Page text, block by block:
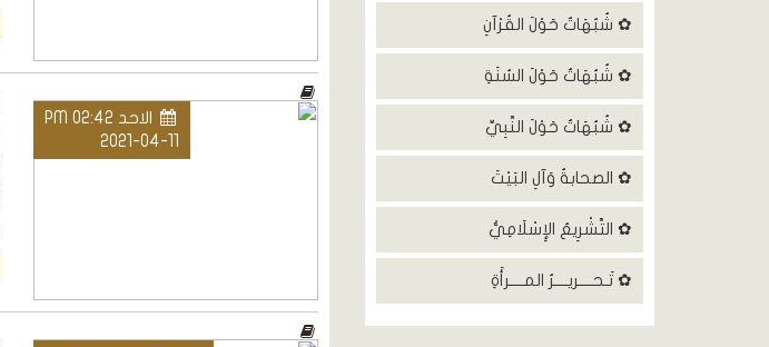
✿ شُبُهَاتٌ حَوْلَ القُرْآنِ
✿ شُبُهَاتٌ حَوْلَ السُنَةِ
✿ شُبُهَاتٌ حَوْلَ النَّبِيِّ
✿ الصحابةُ وَآلِ البَيْتَ
✿ التَّشْرِيعُ الإِسْلَامِيُّ
✿ تَـحــــريــــرُ المــــرأَةِ
الاحد PM 02:42
2021-04-11